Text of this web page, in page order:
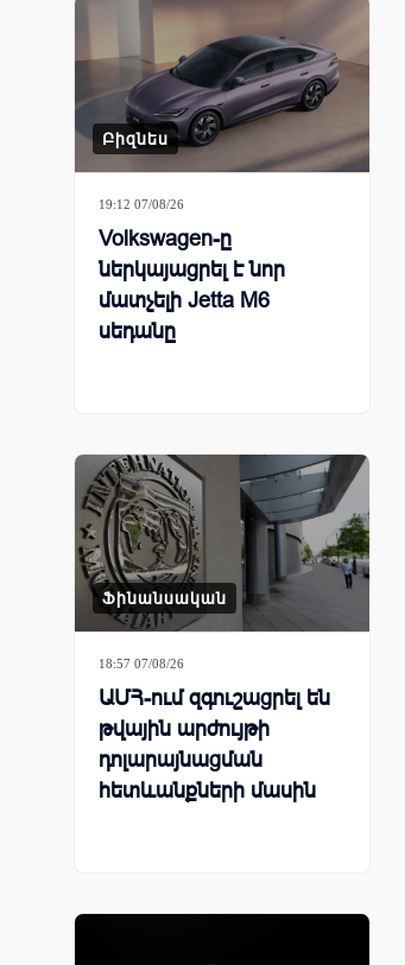
Բիզնես
19:12 07/08/26
Volkswagen-ը
ներկայացրել է նոր
մատչելի Jetta M6
սեդանը
Ֆինանսական
18:57 07/08/26
ԱՄՀ-ում զգուշացրել են
թվային արժույթի
դոլարայնացման
հետևանքների մասին